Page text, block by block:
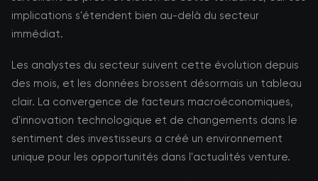
implications s'étendent bien au-delà du secteur
immédiat.
Les analystes du secteur suivent cette évolution depuis
des mois, et les données brossent désormais un tableau
clair. La convergence de facteurs macroéconomiques,
d'innovation technologique et de changements dans le
sentiment des investisseurs a créé un environnement
unique pour les opportunités dans l'actualités venture.